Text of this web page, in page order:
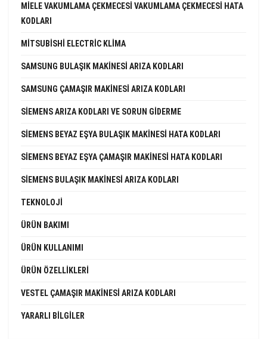
MIELE VAKUMLAMA ÇEKMECESI VAKUMLAMA ÇEKMECESI HATA
KODLARI
MITSUBISHI ELECTRIC KLIMA
SAMSUNG BULAŞIK MAKINESI ARIZA KODLARI
SAMSUNG ÇAMAŞIR MAKINESI ARIZA KODLARI
SIEMENS ARIZA KODLARI VE SORUN GIDERME
SIEMENS BEYAZ EŞYA BULAŞIK MAKINESI HATA KODLARI
SIEMENS BEYAZ EŞYA ÇAMAŞIR MAKINESI HATA KODLARI
SIEMENS BULAŞIK MAKINESI ARIZA KODLARI
TEKNOLOJI
ÜRÜN BAKIMI
ÜRÜN KULLANIMI
ÜRÜN ÖZELLIKLERI
VESTEL ÇAMAŞIR MAKINESI ARIZA KODLARI
YARARLI BILGILER